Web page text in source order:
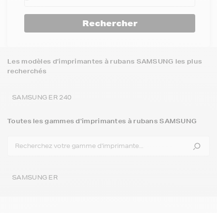
Rechercher
Les modèles d’imprimantes à rubans SAMSUNG les plus
recherchés
SAMSUNG ER 240
Toutes les gammes d'imprimantes à rubans SAMSUNG
SAMSUNG ER